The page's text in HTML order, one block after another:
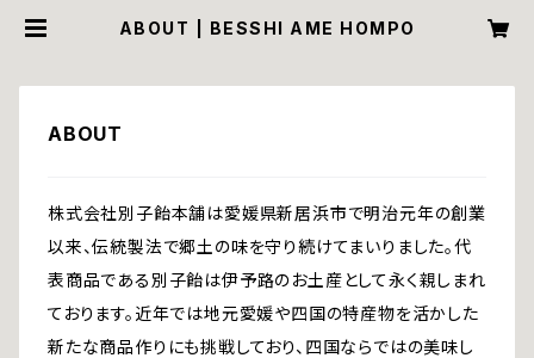
ABOUT | BESSHI AME HOMPO
ABOUT
株式会社別子飴本舗は愛媛県新居浜市で明治元年の創業
以来、伝統製法で郷土の味を守り続けてまいりました。代
表商品である別子飴は伊予路のお土産として永く親しまれ
ております。近年では地元愛媛や四国の特産物を活かした
新たな商品作りにも挑戦しており、四国ならではの美味し